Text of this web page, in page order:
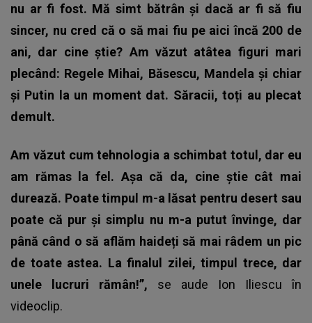
nu ar fi fost. Mă simt bătrân și dacă ar fi să fiu
sincer, nu cred că o să mai fiu pe aici încă 200 de
ani, dar cine știe? Am văzut atâtea figuri mari
plecând: Regele Mihai, Băsescu, Mandela și chiar
și Putin la un moment dat. Săracii, toți au plecat
demult.
Am văzut cum tehnologia a schimbat totul, dar eu
am rămas la fel. Așa că da, cine știe cât mai
durează. Poate timpul m-a lăsat pentru desert sau
poate că pur și simplu nu m-a putut învinge, dar
până când o să aflăm haideți să mai râdem un pic
de toate astea. La finalul zilei, timpul trece, dar
unele lucruri rămân!”, se aude Ion Iliescu în
videoclip.